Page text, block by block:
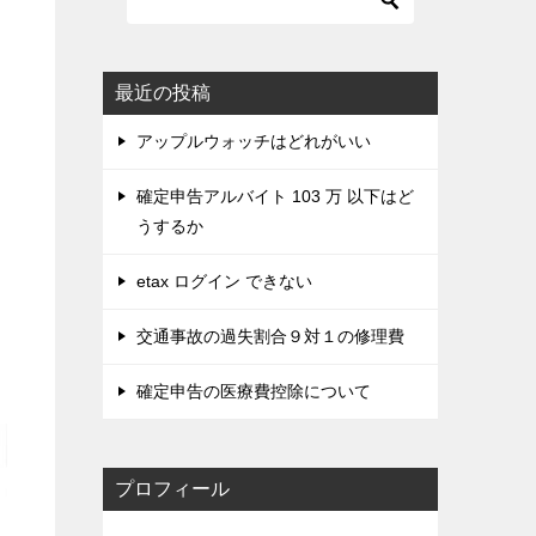
最近の投稿
アップルウォッチはどれがいい
確定申告アルバイト 103 万 以下はど
うするか
etax ログイン できない
交通事故の過失割合９対１の修理費
確定申告の医療費控除について
プロフィール